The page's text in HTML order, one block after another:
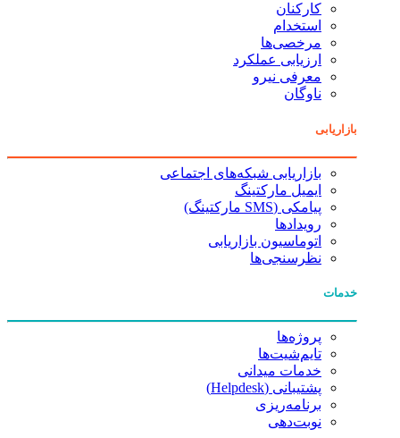
کارکنان
استخدام
مرخصی‌ها
ارزیابی عملکرد
معرفی نیرو
ناوگان
بازاریابی
بازاریابی شبکه‌های اجتماعی
ایمیل مارکتینگ
پیامکی (SMS مارکتینگ)
رویدادها
اتوماسیون بازاریابی
نظرسنجی‌ها
خدمات
پروژه‌ها
تایم‌شیت‌ها
خدمات میدانی
پشتیبانی (Helpdesk)
برنامه‌ریزی
نوبت‌دهی